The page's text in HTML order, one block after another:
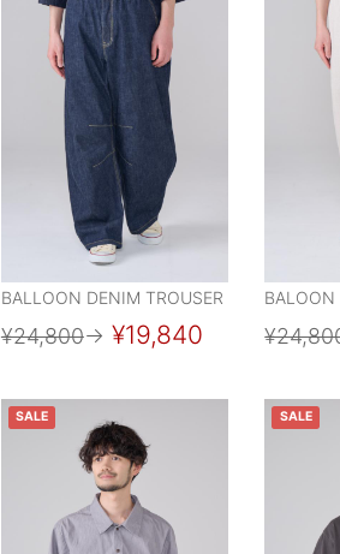
BALLOON DENIM TROUSER
¥24,800→ ¥19,840
BALOON
SALE SALE